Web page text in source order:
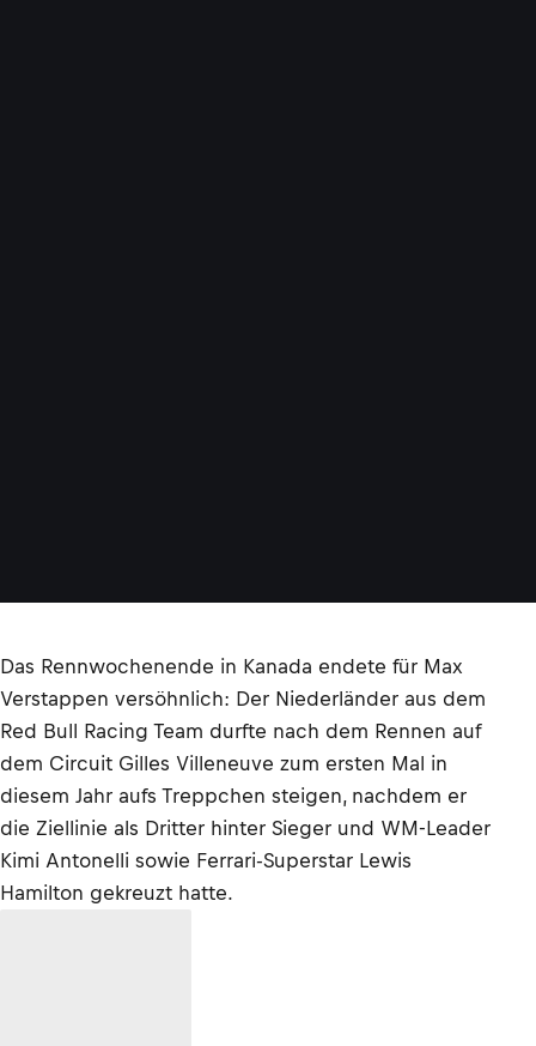
Das Rennwochenende in Kanada endete für Max
Verstappen versöhnlich: Der Niederländer aus dem
Red Bull Racing Team durfte nach dem Rennen auf
dem Circuit Gilles Villeneuve zum ersten Mal in
diesem Jahr aufs Treppchen steigen, nachdem er
die Ziellinie als Dritter hinter Sieger und WM-Leader
Kimi Antonelli sowie Ferrari-Superstar Lewis
Hamilton gekreuzt hatte.